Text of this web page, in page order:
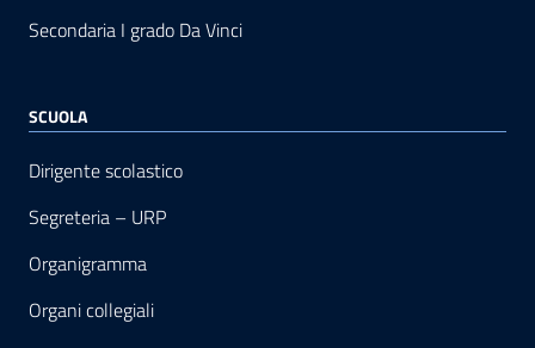
Secondaria I grado Da Vinci
SCUOLA
Dirigente scolastico
Segreteria – URP
Organigramma
Organi collegiali